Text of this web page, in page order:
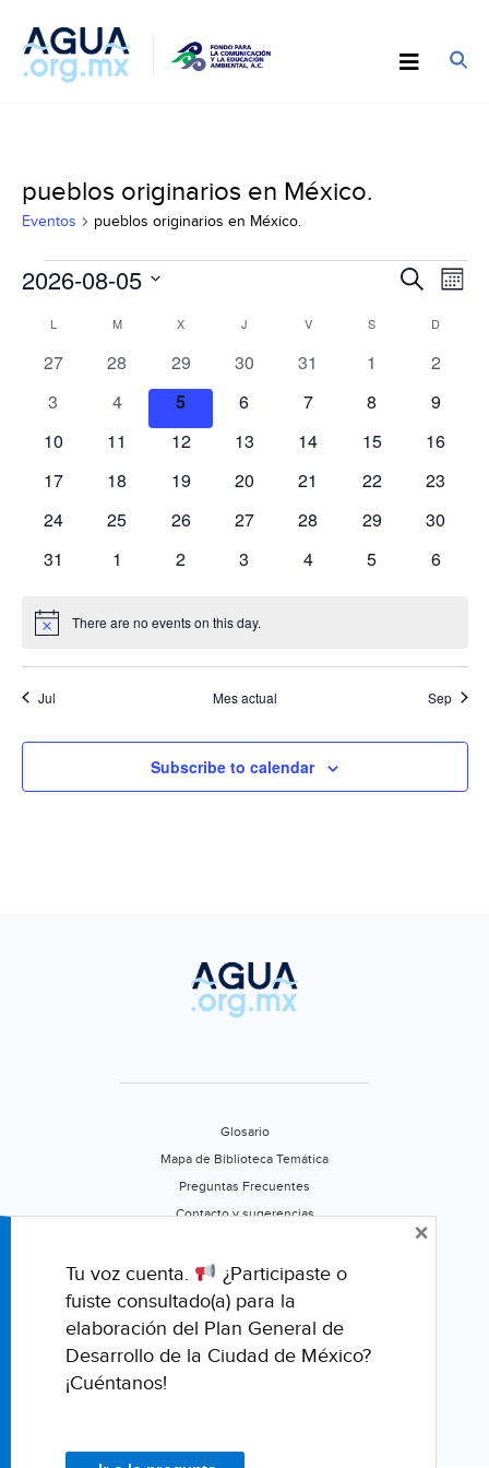
pueblos originarios en México.
Eventos pueblos originarios en México.
Eventos Buscar
Mes
2026-08-05
fecha.
Calendario
de
Eventos
L MMARTES X MIÉRCOLES
J VVIERNES S D
0
27
0
eventos
28
0
eventos
29
0
30
0
31
0
1
0
2
0
3
0
eventos
4
0
eventos
5
0
6
0
7
0
8
0
9
0
10
0
11
0
12
0
13
0
14
0
15
0
16
0
17
0
18
0
19
0
20
0
21
0
22
0
23
0
24
0
25
0
26
0
27
0
28
0
29
0
30
0
31
0
1
0
2
0
3
0
4
0
5
0
6
Notice There are no events on this day.
Jul Mes actual Sep
Subscribe to calendar
Glosario
Mapa de Biblioteca Temática
Preguntas Frecuentes
Contacto y sugerencias
Califica este portal
Tu voz cuenta.
¿Participaste o
fuiste consultado(a) para la
elaboración del Plan General de
Desarrollo de la Ciudad de México?
¡Cuéntanos!
×